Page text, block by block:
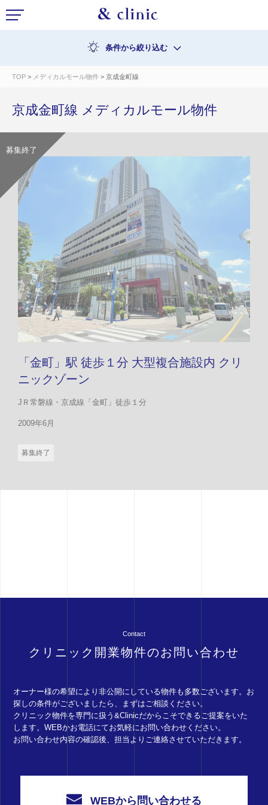
条件から絞り込む
TOP > メディカルモール物件 > 京成金町線
京成金町線 メディカルモール物件
「金町」駅 徒歩１分 大型複合施設内 クリ
ニックゾーン
JＲ常磐線・京成線「金町」徒歩１分
2009年6月
募集終了
募集終了
Contact
クリニック開業物件のお問い合わせ
オーナー様の希望により非公開にしている物件も多数ございます。お
探しの条件がございましたら、まずはご相談ください。
クリニック物件を専門に扱う&Clinicだからこそできるご提案をいた
します。WEBかお電話にてお気軽にお問い合わせください。
お問い合わせ内容の確認後、担当よりご連絡させていただきます。
WEBから問い合わせる